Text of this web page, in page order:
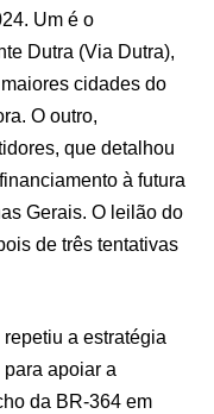
Um é o
Dutra (Via Dutra),
cidades do
O outro,
que detalhou
à futura
Gerais. O leilão do
de três tentativas
a estratégia
apoiar a
da BR-364 em